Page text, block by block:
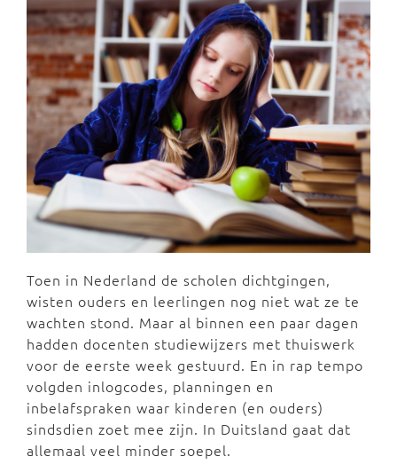
Toen in Nederland de scholen dichtgingen,
wisten ouders en leerlingen nog niet wat ze te
wachten stond. Maar al binnen een paar dagen
hadden docenten studiewijzers met thuiswerk
voor de eerste week gestuurd. En in rap tempo
volgden inlogcodes, planningen en
inbelafspraken waar kinderen (en ouders)
sindsdien zoet mee zijn. In Duitsland gaat dat
allemaal veel minder soepel.